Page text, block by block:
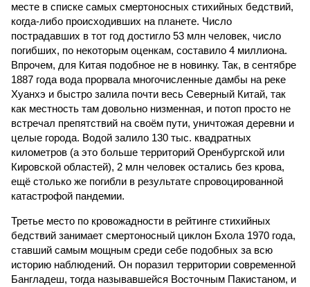
месте в списке самых смертоносных стихийных бедствий,
когда-либо происходивших на планете. Число
пострадавших в тот год достигло 53 млн человек, число
погибших, по некоторым оценкам, составило 4 миллиона.
Впрочем, для Китая подобное не в новинку. Так, в сентябре
1887 года вода прорвала многочисленные дамбы на реке
Хуанхэ и быстро залила почти весь Северный Китай, так
как местность там довольно низменная, и потоп просто не
встречал препятствий на своём пути, уничтожая деревни и
целые города. Водой залило 130 тыс. квадратных
километров (а это больше территорий Оренбургской или
Кировской областей), 2 млн человек остались без крова,
ещё столько же погибли в результате спровоцированной
катастрофой пандемии.
Третье место по кровожадности в рейтинге стихийных
бедствий занимает смертоносный циклон Бхола 1970 года,
ставший самым мощным среди себе подобных за всю
историю наблюдений. Он поразил территории современной
Бангладеш, тогда называвшейся Восточным Пакистаном, и